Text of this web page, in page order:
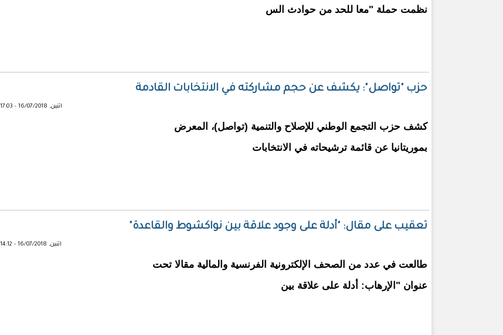
نظمت حملة "معا للحد من حوادث الس
حزب "تواصل": يكشف عن حجم مشاركته في الانتخابات القادمة
اثنين, 16/07/2018 - 17:03
كشف حزب التجمع الوطني للإصلاح والتنمية (تواصل)، المعرض
بموريتانيا عن قائمة ترشيحاته في الانتخابات
تعقيب على مقال: "أدلة على وجود علاقة بين نواكشوط والقاعدة"
اثنين, 16/07/2018 - 14:12
طالعت في عدد من الصحف الإلكترونية الفرنسية والمالية مقالا تحت
عنوان "الإرهاب: أدلة على علاقة بين